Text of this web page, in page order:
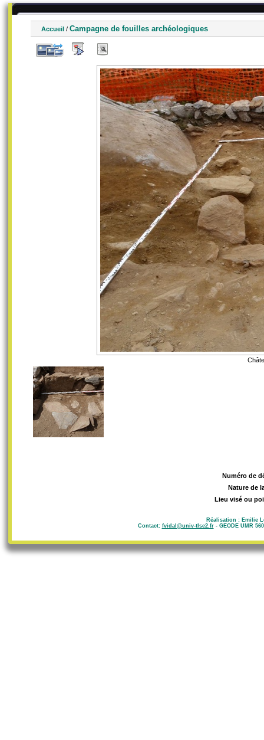
Accueil / Campagne de fouilles archéologiques
Numéro de
Nature de
Lieu visé ou
Réalisation : Emilie
Contact: fvidal@univ-tlse2.fr- GEODE UMR